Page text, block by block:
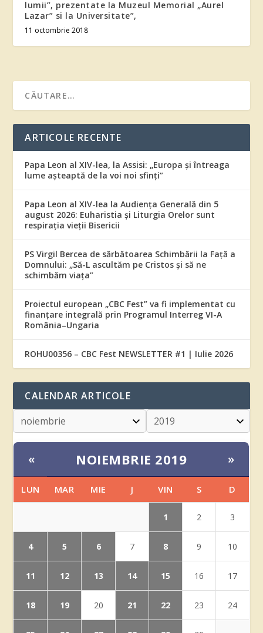
lumii”, prezentate la Muzeul Memorial „Aurel
Lazar” si la Universitate”,
11 octombrie 2018
ARTICOLE RECENTE
Papa Leon al XIV-lea, la Assisi: „Europa și întreaga
lume așteaptă de la voi noi sfinți”
Papa Leon al XIV-lea la Audiența Generală din 5
august 2026: Euharistia și Liturgia Orelor sunt
respirația vieții Bisericii
PS Virgil Bercea de sărbătoarea Schimbării la Față a
Domnului: „Să-L ascultăm pe Cristos și să ne
schimbăm viața”
Proiectul european „CBC Fest” va fi implementat cu
finanțare integrală prin Programul Interreg VI-A
România–Ungaria
ROHU00356 – CBC Fest NEWSLETTER #1 | Iulie 2026
CALENDAR ARTICOLE
« NOIEMBRIE 2019 »
LUN MAR MIE J VIN S D
1 2 3
4 5 6 7 8 9 10
11 12 13 14 15 16 17
18 19 20 21 22 23 24